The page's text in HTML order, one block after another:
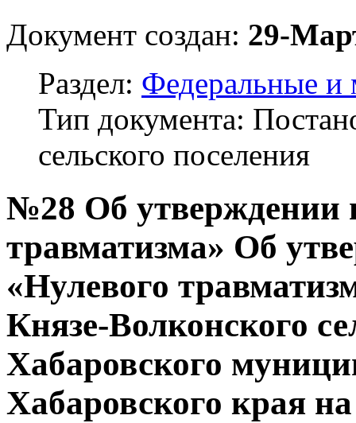
Документ создан: 29-
Раздел: Федеральные
Тип документа:
сельского поселения
№28 Об утверждении
травматизма» Об
«Нулевого
Князе-Волконского
Хабаровского
Хабаровского края на